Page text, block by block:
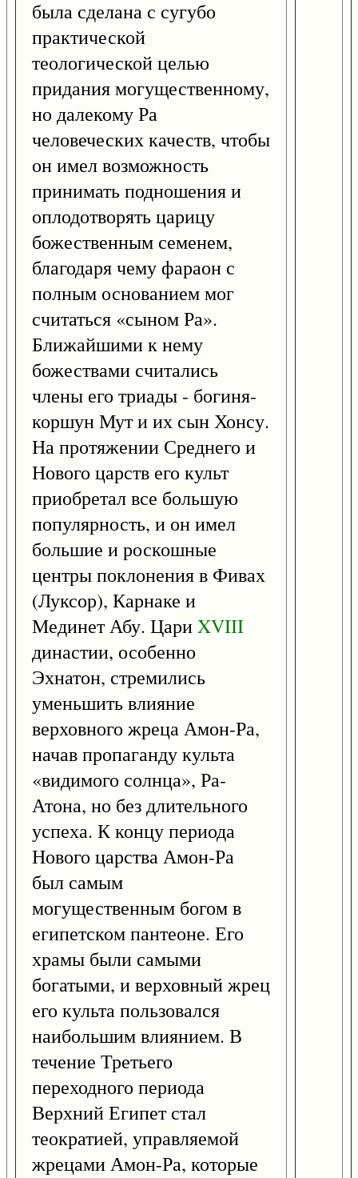
была сделана с сугубо
практической
теологической целью
придания могущественному,
но далекому Ра
человеческих качеств, чтобы
он имел возможность
принимать подношения и
оплодотворять царицу
божественным семенем,
благодаря чему фараон с
полным основанием мог
считаться «сыном Ра».
Ближайшими к нему
божествами считались
члены его триады - богиня-
коршун Мут и их сын Хонсу.
На протяжении Среднего и
Нового царств его культ
приобретал все большую
популярность, и он имел
большие и роскошные
центры поклонения в Фивах
(Луксор), Карнаке и
Мединет Абу. ЦариXVIII
династии, особенно
Эхнатон, стремились
уменьшить влияние
верховного жреца Амон-Ра,
начав пропаганду культа
«видимого солнца», Ра-
Атона, но без длительного
успеха. К концу периода
Нового царства Амон-Ра
был самым
могущественным богом в
египетском пантеоне. Его
храмы были самыми
богатыми, и верховный жрец
его культа пользовался
наибольшим влиянием. В
течение Третьего
переходного периода
Верхний Египет стал
теократией, управляемой
жрецами Амон-Ра, которые